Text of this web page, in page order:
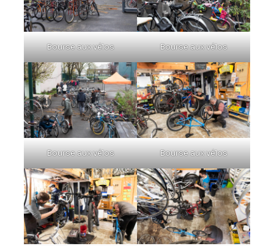
Bourse aux vélos Bourse aux vélos
Bourse aux vélos Bourse aux vélos